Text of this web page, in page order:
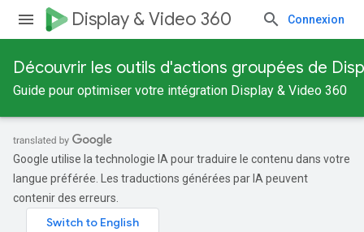
Display & Video 360 Connexion
Découvrir les outils d'actions groupées de
Guide pour optimiser votre intégration Display & Video 360
Google utilise la technologie IA pour traduire le contenu dans votre
langue préférée. Les traductions générées par IA peuvent
contenir des erreurs.